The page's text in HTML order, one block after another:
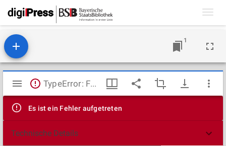
1
Mirador
Viewer
TypeError: Failed to fetch
Es ist ein Fehler aufgetreten
Technische Details